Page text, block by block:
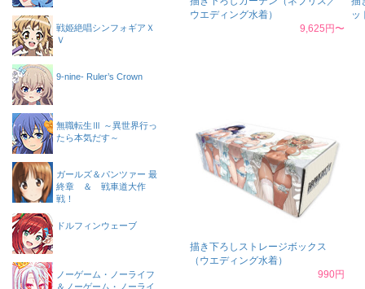
ウエディング水着）
9,625円〜
ッ
描き下ろしストレージボックス
（ウエディング水着）
990円
戦姫絶唱シンフォギアＸ
Ｖ
9-nine- Ruler’s Crown
無職転生Ⅲ ～異世界行っ
たら本気だす～
ガールズ＆パンツァー 最
終章 ＆ 戦車道大作
戦！
ドルフィンウェーブ
ノーゲーム・ノーライフ
＆ノーゲーム・ノーライ